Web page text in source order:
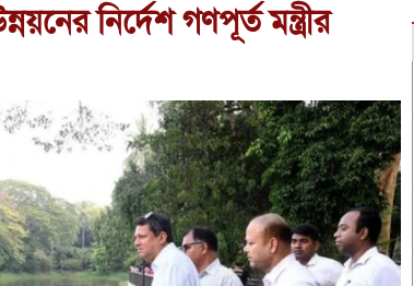
নির্দেশ গণপূর্ত মন্ত্রীর